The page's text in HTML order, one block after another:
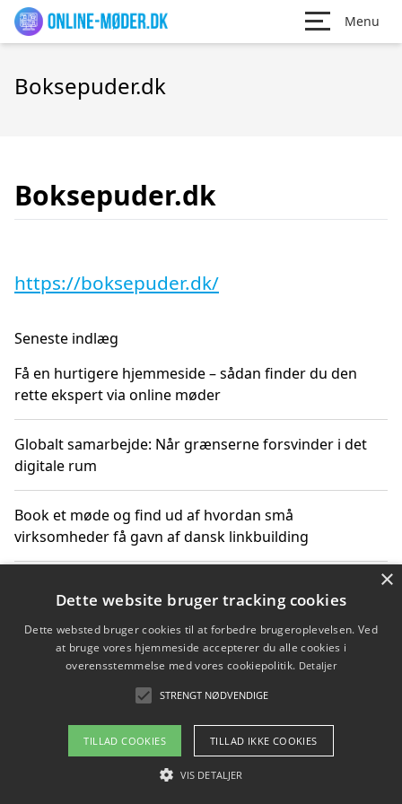
Menu
Boksepuder.dk
Boksepuder.dk
https://boksepuder.dk/
Seneste indlæg
Få en hurtigere hjemmeside – sådan finder du den
rette ekspert via online møder
Globalt samarbejde: Når grænserne forsvinder i det
digitale rum
Book et møde og find ud af hvordan små
virksomheder få gavn af dansk linkbuilding
får du indgår et samarbejde
Hold et møde med en WordPress ekspert og vælg den
mest professionelle til at vedligeholde din løsning
Copyright 2026 - Pilanto Aps
Om / kontakt
×
Dette website bruger tracking cookies
Dette websted bruger cookies til at forbedre brugeroplevelsen. Ved
at bruge vores hjemmeside accepterer du alle cookies i
overensstemmelse med vores cookiepolitik. Detaljer
STRENGT NØDVENDIGE
TILLAD COOKIES TILLAD IKKE COOKIES
VIS DETALJER